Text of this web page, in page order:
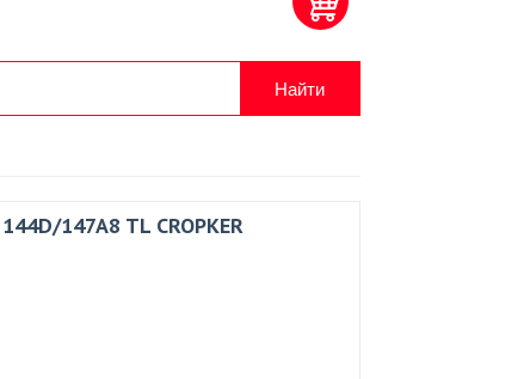
Найти
147A8 TL CROPKER